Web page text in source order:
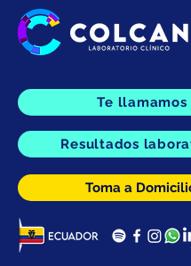
Te llamamos
Resultados
Toma a